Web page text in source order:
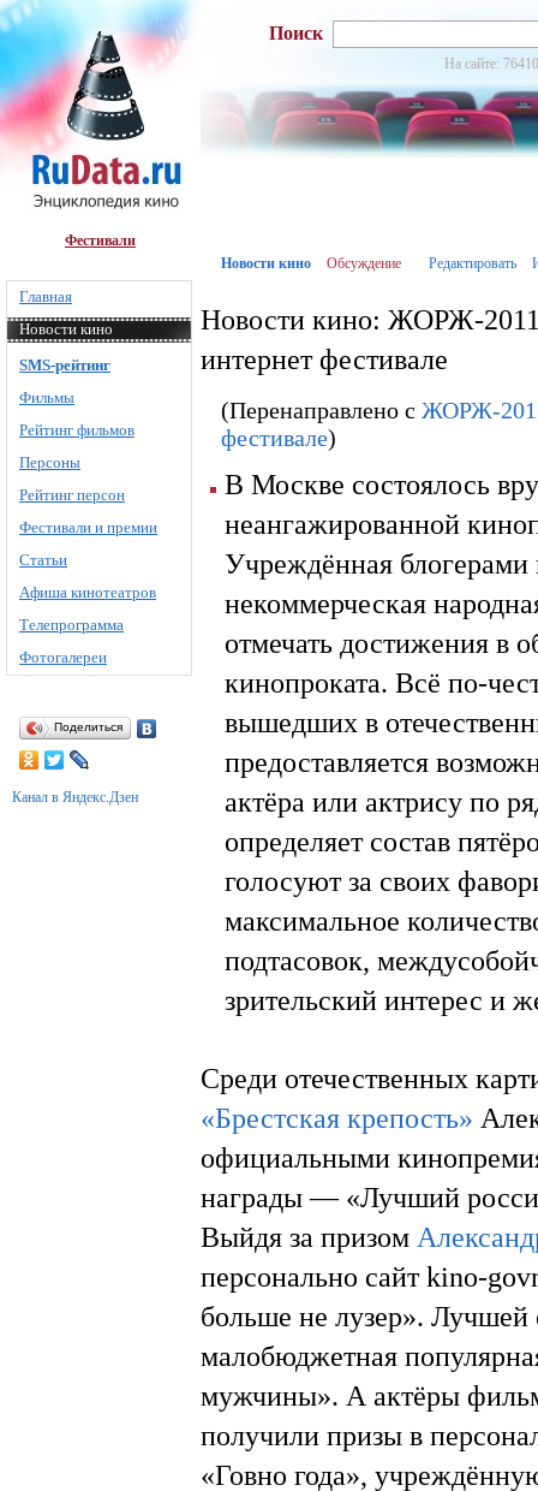
Фестивали
Главная
Новости кино
SMS-рейтинг
Фильмы
Рейтинг фильмов
Персоны
Рейтинг персон
Фестивали и премии
Статьи
Афиша кинотеатров
Телепрограмма
Фотогалереи
Поделиться
Канал в Яндекс.Дзен
Поиск
На сайте:
Новости кино Обсуждение Редактировать
Новости кино: ЖОРЖ-2011:
интернет фестивале
(Перенаправлено с ЖОРЖ-
фестивале)
В Москве состоялось
неангажированной
Учреждённая блогерами
некоммерческая
отмечать достижения в
кинопроката. Всё по-
вышедших в
предоставляется
актёра или актрису по
определяет состав
голосуют за своих
максимальное
подтасовок,
зрительский интерес и
Среди отечественных
«Брестская крепость»
официальными
награды — «Лучший
Выйдя за призом
персонально сайт kino-
больше не лузер». Лучшей
малобюджетная
мужчины». А актёры
получили призы в
«Говно года»,